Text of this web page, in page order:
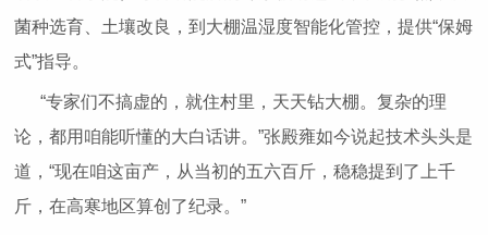
菌种选育、土壤改良，到大棚温湿度智能化管控，提供“保姆
式”指导。
“专家们不搞虚的，就住村里，天天钻大棚。复杂的理
论，都用咱能听懂的大白话讲。”张殿雍如今说起技术头头是
道，“现在咱这亩产，从当初的五六百斤，稳稳提到了上千
斤，在高寒地区算创了纪录。”